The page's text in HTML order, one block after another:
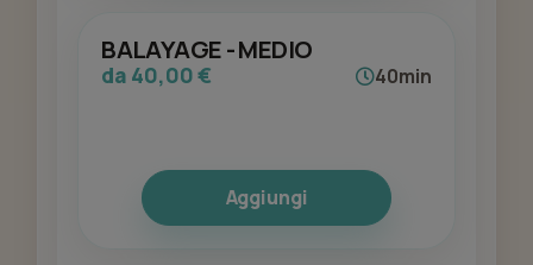
BALAYAGE - MEDIO
da 40,00 € 40min
Aggiungi